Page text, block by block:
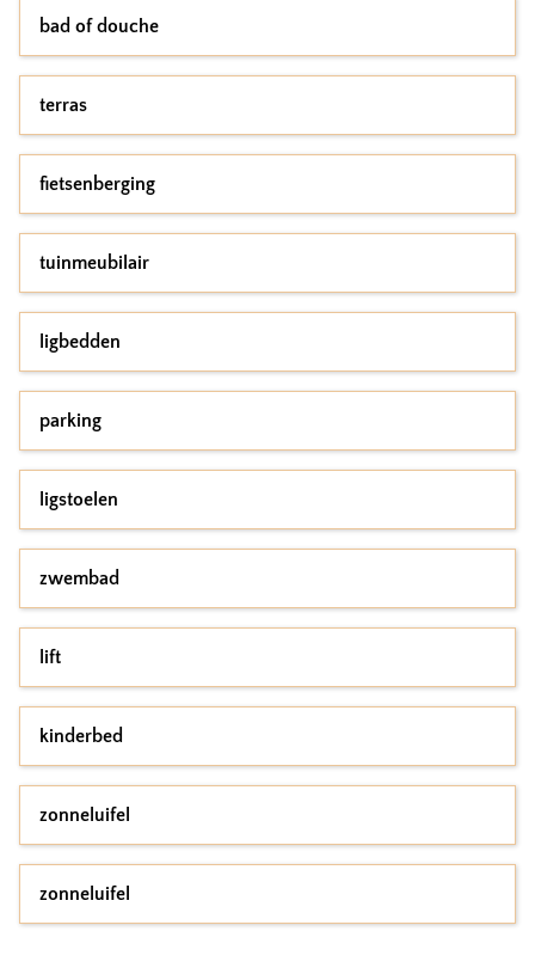
bad of douche
terras
fietsenberging
tuinmeubilair
ligbedden
parking
ligstoelen
zwembad
lift
kinderbed
zonneluifel
zonneluifel